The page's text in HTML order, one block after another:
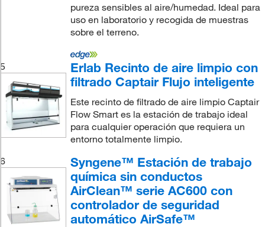
pureza sensibles al aire/humedad. Ideal para
uso en laboratorio y recogida de muestras
sobre el terreno.
5
Erlab Recinto de aire limpio con
filtrado Captair Flujo inteligente
Este recinto de filtrado de aire limpio Captair
Flow Smart es la estación de trabajo ideal
para cualquier operación que requiera un
entorno totalmente limpio.
6
Syngene™ Estación de trabajo
química sin conductos
AirClean™ serie AC600 con
controlador de seguridad
automático AirSafe™